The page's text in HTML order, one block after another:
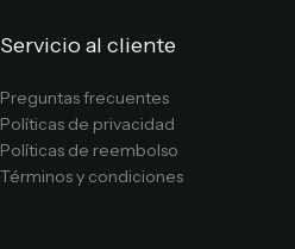
Servicio al cliente
Preguntas frecuentes
Políticas de privacidad
Políticas de reembolso
Términos y condiciones